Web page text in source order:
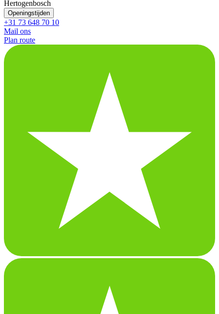
Hertogenbosch
Openingstijden
+31 73 648 70 10
Mail ons
Plan route